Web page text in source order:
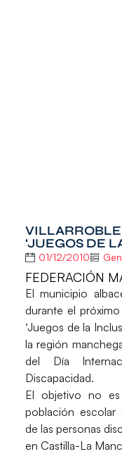
‘JUEGOS DE
01/12/2010
FEDERACIÓN
El municipio
durante el
‘Juegos de la
la región
del Día
Discapacidad.
El objetivo no
población escolar
de las personas
en Castilla-La